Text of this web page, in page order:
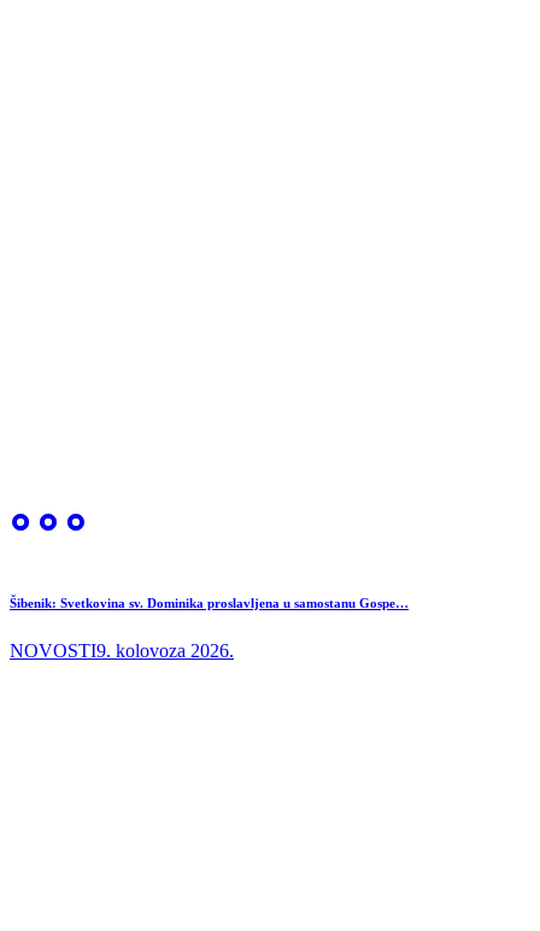
Šibenik: Svetkovina sv. Dominika proslavljena u samostanu Gospe…
NOVOSTI9. kolovoza 2026.